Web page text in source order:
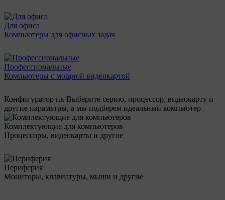
Для офиса
Компьютеры для офисных задач
Профессиональные
Компьютеры с мощной видеокартой
Конфигуратор пк Выберите серию, процессор, видеокарту и
другие параметры, а мы подберем идеальный компьютер
Комплектующие для компьютеров
Процессоры, видеокарты и другое
Периферия
Мониторы, клавиатуры, мыши и другие